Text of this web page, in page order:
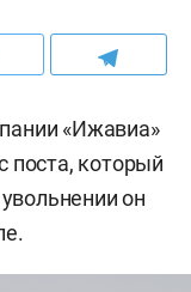
«Ижавиа»
поста, который
он